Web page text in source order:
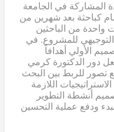
المشاركة في الجامعة
كباحثة بعد شهرين من
من الباحثين
التوجيهي للمشروع. في
الأولي أهدافاً
دور الدكتورة كرمي
تصور للربط بين البحث
اللازمة
أنشطة التطوير
لبدء ودفع عملية التحسين